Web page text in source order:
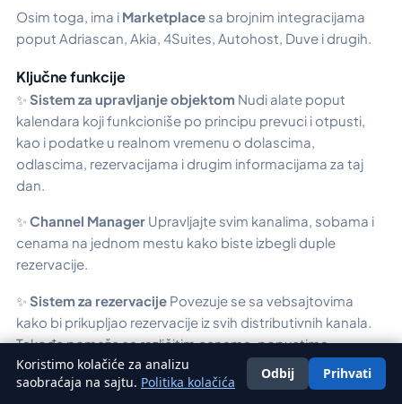
Osim toga, ima i Marketplace sa brojnim integracijama
poput Adriascan, Akia, 4Suites, Autohost, Duve i drugih.
Ključne funkcije
✨Sistem za upravljanje objektom Nudi alate poput
kalendara koji funkcioniše po principu prevuci i otpusti,
kao i podatke u realnom vremenu o dolascima,
odlascima, rezervacijama i drugim informacijama za taj
dan.
✨Channel Manager Upravljajte svim kanalima, sobama i
cenama na jednom mestu kako biste izbegli duple
rezervacije.
✨Sistem za rezervacije Povezuje se sa vebsajtovima
kako bi prikupljao rezervacije iz svih distributivnih kanala.
Takođe pomaže sa različitim cenama, popustima,
specijalnim ponudama i slično.
Koristimo kolačiće za analizu
saobraćaja na sajtu. Politika kolačića
Odbij Prihvati
Srpski